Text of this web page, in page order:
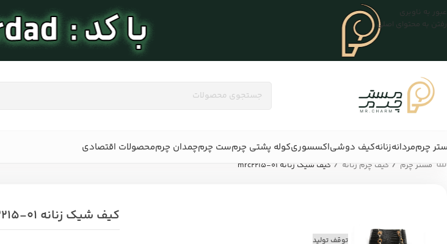
عبور به ناوبری
رفتن به محتوای اصلی
چرممردانهزنانهکیف دوشیاکسسوریکوله پشتی چرمست چرمچمدان چرممحصولات اقتصادی
مستر چرم / کیف چرم زنانه / کیف شیک زنانه mrc2215-01
توقف تولید
کیف شیک زنانه mrc2215-01